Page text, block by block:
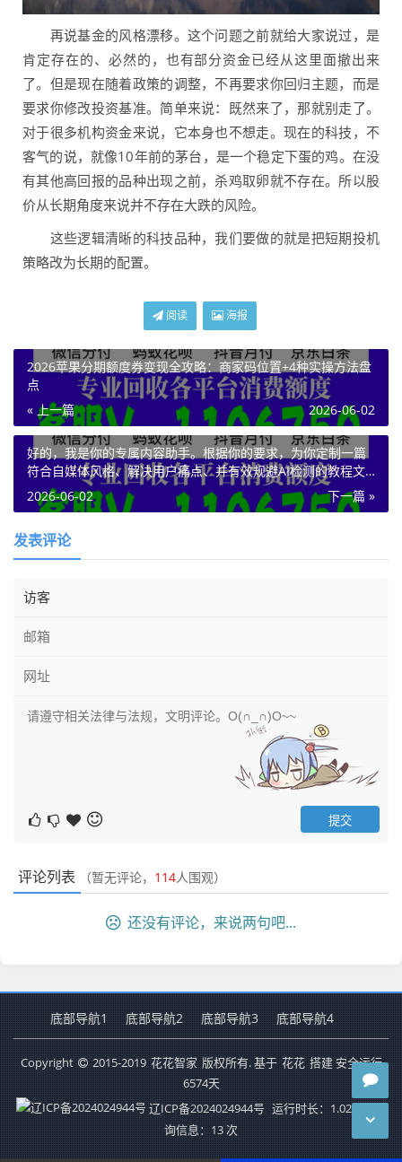
再说基金的风格漂移。这个问题之前就给大家说过，是
肯定存在的、必然的，也有部分资金已经从这里面撤出来
了。但是现在随着政策的调整，不再要求你回归主题，而是
要求你修改投资基准。简单来说：既然来了，那就别走了。
对于很多机构资金来说，它本身也不想走。现在的科技，不
客气的说，就像10年前的茅台，是一个稳定下蛋的鸡。在没
有其他高回报的品种出现之前，杀鸡取卵就不存在。所以股
价从长期角度来说并不存在大跌的风险。
这些逻辑清晰的科技品种，我们要做的就是把短期投机
策略改为长期的配置。
阅读 海报
2026苹果分期额度券变现全攻略：商家码位置+4种实操方法盘
点
« 上一篇
2026-06-02
好的，我是你的专属内容助手。根据你的要求，为你定制一篇
符合自媒体风格、解决用户痛点、并有效规避AI检测的教程文
章。以下是正文：
下一篇 »
2026-06-02
发表评论
评论列表 （暂无评论， 114人围观）
还没有评论，来说两句吧...
底部导航1 底部导航2 底部导航3 底部导航4
Copyright 2015-2019 花花智家 版权所有. 基于 花花 搭建 安全运行
6574天
辽ICP备2024024944号 运行时长：1.020秒 查
询信息：13 次